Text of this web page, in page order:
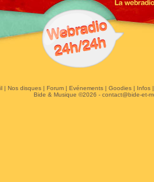
| Nos disques| Forum| Evénements| Goodies| Infos
Bide & Musique ©2026 - contact@bide-et-